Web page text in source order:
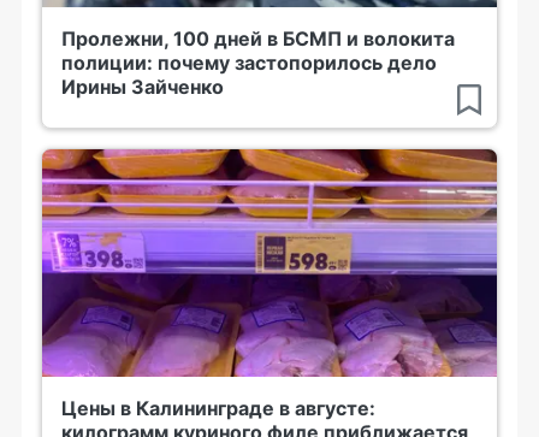
Пролежни, 100 дней в БСМП и волокита
полиции: почему застопорилось дело
Ирины Зайченко
Цены в Калининграде в августе: